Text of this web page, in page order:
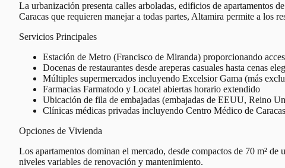
La urbanización presenta calles arboladas, edificios de apartamentos
Caracas que requieren manejar a todas partes, Altamira permite a los
Servicios Principales
Estación de Metro (Francisco de Miranda) proporcionando
Docenas de restaurantes desde areperas casuales hasta cenas
Múltiples supermercados incluyendo Excelsior Gama (más
Farmacias Farmatodo y Locatel abiertas horario extendido
Ubicación de fila de embajadas (embajadas de EEUU, Reino
Clínicas médicas privadas incluyendo Centro Médico de Caracas
Opciones de Vivienda
Los apartamentos dominan el mercado, desde compactos de 70 m²
niveles variables de renovación y mantenimiento.